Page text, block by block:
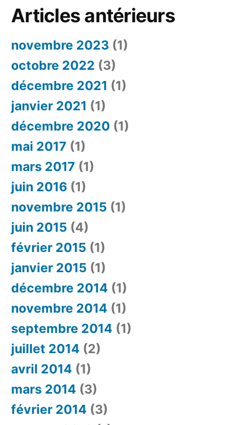
Articles antérieurs
novembre 2023 (1)
octobre 2022 (3)
décembre 2021 (1)
janvier 2021 (1)
décembre 2020 (1)
mai 2017 (1)
mars 2017 (1)
juin 2016 (1)
novembre 2015 (1)
juin 2015 (4)
février 2015 (1)
janvier 2015 (1)
décembre 2014 (1)
novembre 2014 (1)
septembre 2014 (1)
juillet 2014 (2)
avril 2014 (1)
mars 2014 (3)
février 2014 (3)